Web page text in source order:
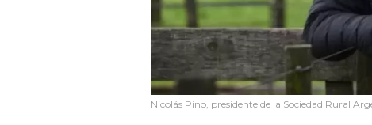
Nicolás Pino, presidente de la Sociedad Rural